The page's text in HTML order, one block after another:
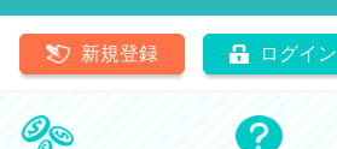
新規登録 ログイン